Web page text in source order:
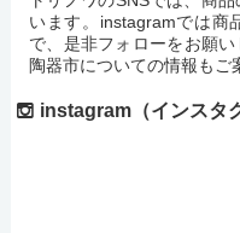
います。instagramでは商
で、是非フォローをお願
陶器市についての情報もご
instagram（インスタ